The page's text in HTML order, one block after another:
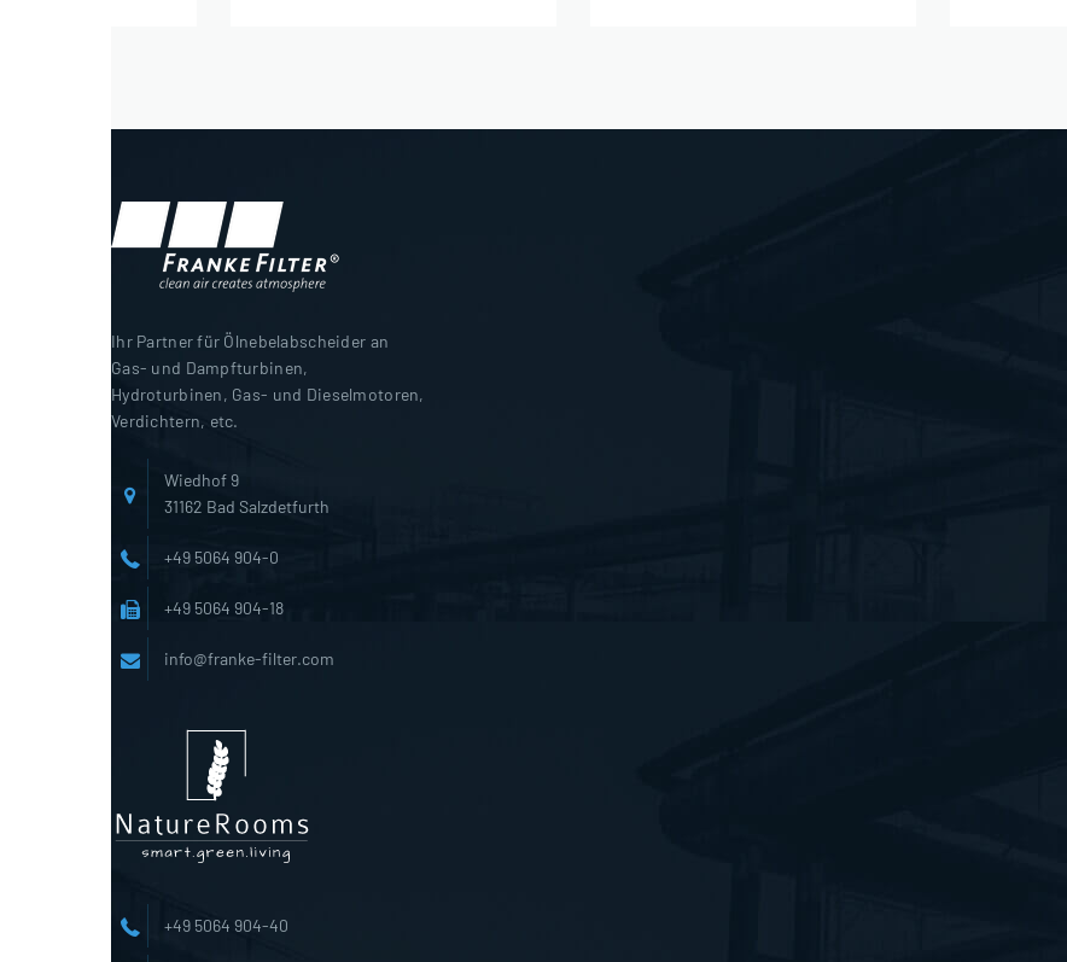
Ihr Partner für Ölnebelabscheider an
Gas- und Dampfturbinen,
Hydroturbinen, Gas- und Dieselmotoren,
Verdichtern, etc.
Wiedhof 9
31162 Bad Salzdetfurth
+49 5064 904-0
+49 5064 904-18
info@franke-filter.com
+49 5064 904-40